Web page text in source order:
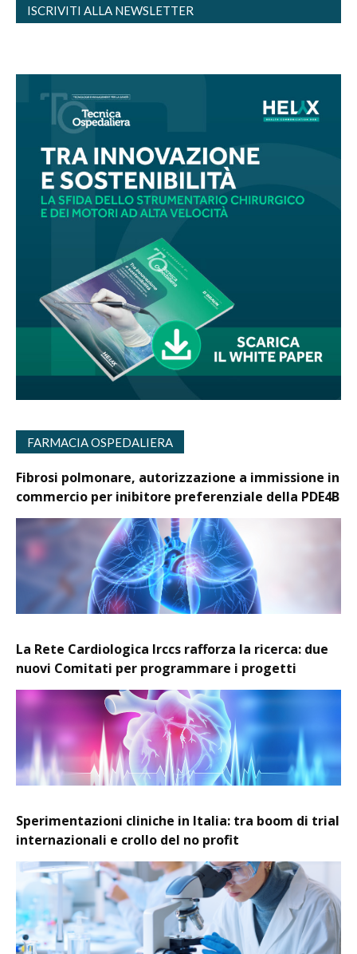
ISCRIVITI ALLA NEWSLETTER
FARMACIA OSPEDALIERA
Fibrosi polmonare, autorizzazione a immissione in
commercio per inibitore preferenziale della PDE4B
La Rete Cardiologica Irccs rafforza la ricerca: due
nuovi Comitati per programmare i progetti
Sperimentazioni cliniche in Italia: tra boom di trial
internazionali e crollo del no profit